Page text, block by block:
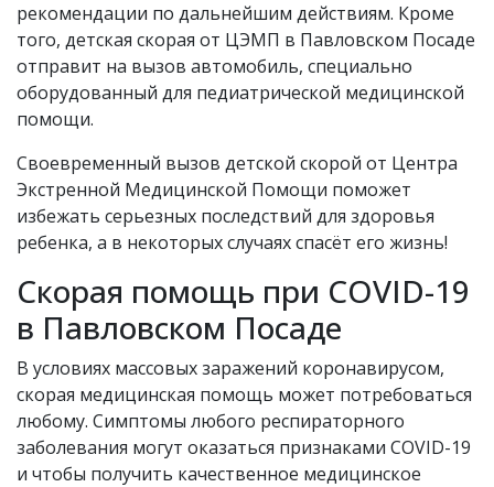
рекомендации по дальнейшим действиям. Кроме
того, детская скорая от ЦЭМП в Павловском Посаде
отправит на вызов автомобиль, специально
оборудованный для педиатрической медицинской
помощи.
Своевременный вызов детской скорой от Центра
Экстренной Медицинской Помощи поможет
избежать серьезных последствий для здоровья
ребенка, а в некоторых случаях спасёт его жизнь!
Скорая помощь при COVID-19
в Павловском Посаде
В условиях массовых заражений коронавирусом,
скорая медицинская помощь может потребоваться
любому. Симптомы любого респираторного
заболевания могут оказаться признаками COVID-19
и чтобы получить качественное медицинское